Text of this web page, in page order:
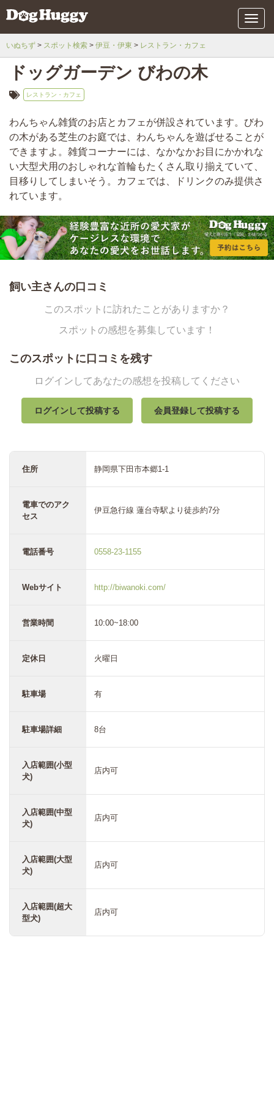
メ
ニ
いぬちず スポット検索 伊豆・伊東 レストラン・カフェ
ドッグガーデン びわの木
レストラン・カフェ
わんちゃん雑貨のお店とカフェが併設されています。びわ
の木がある芝生のお庭では、わんちゃんを遊ばせることが
できますよ。雑貨コーナーには、なかなかお目にかかれな
い大型犬用のおしゃれな首輪もたくさん取り揃えていて、
目移りしてしまいそう。カフェでは、ドリンクのみ提供さ
れています。
飼い主さんの口コミ
このスポットに訪れたことがありますか？
スポットの感想を募集しています！
このスポットに口コミを残す
ログインしてあなたの感想を投稿してください
ログインして投稿する 会員登録して投稿する
住所 静岡県下田市本郷1-1
電車でのアク
セス
伊豆急行線 蓮台寺駅より徒歩約7分
電話番号 0558-23-1155
Webサイト http://biwanoki.com/
営業時間 10:00~18:00
定休日 火曜日
駐車場 有
駐車場詳細 8台
入店範囲(小型
犬)
店内可
入店範囲(中型
犬)
店内可
入店範囲(大型
犬)
店内可
入店範囲(超大
型犬)
店内可